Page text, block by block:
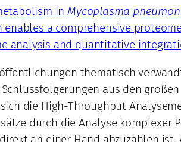
inMycoplasma
a comprehensive
analysis and quantitative
thematisch
aus den großen
die High-Throughput
durch die Analyse komplexer